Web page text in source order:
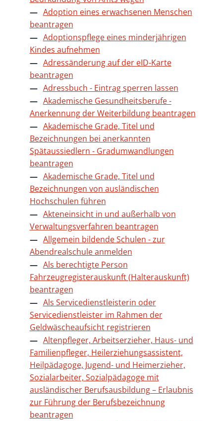
Adoption eines erwachsenen Menschen
beantragen
Adoptionspflege eines minderjährigen
Kindes aufnehmen
Adressänderung auf der eID-Karte
beantragen
Adressbuch - Eintrag sperren lassen
Akademische Gesundheitsberufe -
Anerkennung der Weiterbildung beantragen
Akademische Grade, Titel und
Bezeichnungen bei anerkannten
Spätaussiedlern - Gradumwandlungen
beantragen
Akademische Grade, Titel und
Bezeichnungen von ausländischen
Hochschulen führen
Akteneinsicht in und außerhalb von
Verwaltungsverfahren beantragen
Allgemein bildende Schulen - zur
Abendrealschule anmelden
Als berechtigte Person
Fahrzeugregisterauskunft (Halterauskunft)
beantragen
Als Servicedienstleisterin oder
Servicedienstleister im Rahmen der
Geldwäscheaufsicht registrieren
Altenpfleger, Arbeitserzieher, Haus- und
Familienpfleger, Heilerziehungsassistent,
Heilpädagoge, Jugend- und Heimerzieher,
Sozialarbeiter, Sozialpädagoge mit
ausländischer Berufsausbildung – Erlaubnis
zur Führung der Berufsbezeichnung
beantragen